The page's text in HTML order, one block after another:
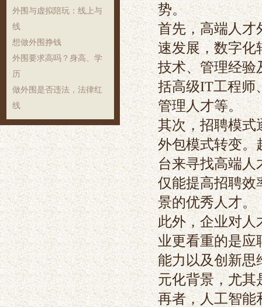
外围与虚拟陪玩：线上与
线
想做外围挣钱
外围要求高吗？身高、学
历
做外围是否违法，法律红
线
势。
首先，高端人才
速发展，数字化
技术、管理经验
括高级IT工程师
管理人才等。
其次，招聘模式
外包模式转变。
台来寻找高端
仅能提高招聘效
景的优秀人才。
此外，企业对
业更看重的是应
能力以及创新思
元化背景，尤其
再者，人工智能